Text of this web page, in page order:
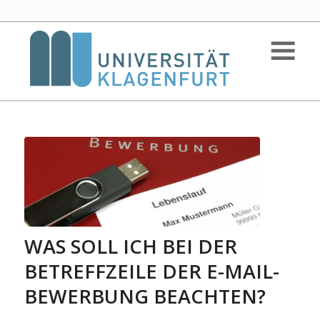
WAS SOLL ICH BEI DER
BETREFFZEILE DER E-MAIL-
BEWERBUNG BEACHTEN?